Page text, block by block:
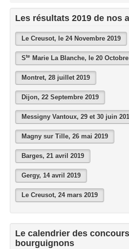
Agility
Evènements
Exercices à la maison
Liens
Les résultats 2019 de nos
Le Creusot, le 24 Novembre 2019
Ste Marie La Blanche, le 20 Octobre
Montret, 28 juillet 2019
Dijon, 22 Septembre 2019
Messigny Vantoux, 29 et 30 juin
Magny sur Tille, 26 mai 2019
Barges, 21 avril 2019
Gergy, 14 avril 2019
Le Creusot, 24 mars 2019
Le calendrier des
bourguignons